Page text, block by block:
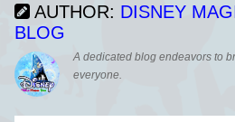
AUTHOR: DISNEY
BLOG
A dedicated blog endeavors to
everyone.